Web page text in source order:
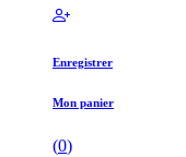
Enregistrer
Mon panier
(0)